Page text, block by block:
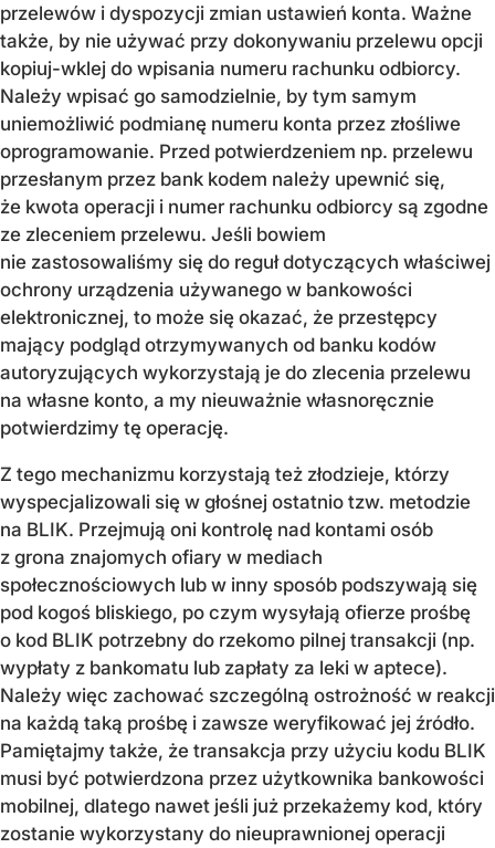
przelewów i dyspozycji zmian ustawień konta. Ważne
także, by nie używać przy dokonywaniu przelewu opcji
kopiuj-wklej do wpisania numeru rachunku odbiorcy.
Należy wpisać go samodzielnie, by tym samym
uniemożliwić podmianę numeru konta przez złośliwe
oprogramowanie. Przed potwierdzeniem np. przelewu
przesłanym przez bank kodem należy upewnić się,
że kwota operacji i numer rachunku odbiorcy są zgodne
ze zleceniem przelewu. Jeśli bowiem
nie zastosowaliśmy się do reguł dotyczących właściwej
ochrony urządzenia używanego w bankowości
elektronicznej, to może się okazać, że przestępcy
mający podgląd otrzymywanych od banku kodów
autoryzujących wykorzystają je do zlecenia przelewu
na własne konto, a my nieuważnie własnoręcznie
potwierdzimy tę operację.
Z tego mechanizmu korzystają też złodzieje, którzy
wyspecjalizowali się w głośnej ostatnio tzw. metodzie
na BLIK. Przejmują oni kontrolę nad kontami osób
z grona znajomych ofiary w mediach
społecznościowych lub w inny sposób podszywają się
pod kogoś bliskiego, po czym wysyłają ofierze prośbę
o kod BLIK potrzebny do rzekomo pilnej transakcji (np.
wypłaty z bankomatu lub zapłaty za leki w aptece).
Należy więc zachować szczególną ostrożność w reakcji
na każdą taką prośbę i zawsze weryfikować jej źródło.
Pamiętajmy także, że transakcja przy użyciu kodu BLIK
musi być potwierdzona przez użytkownika bankowości
mobilnej, dlatego nawet jeśli już przekażemy kod, który
zostanie wykorzystany do nieuprawnionej operacji